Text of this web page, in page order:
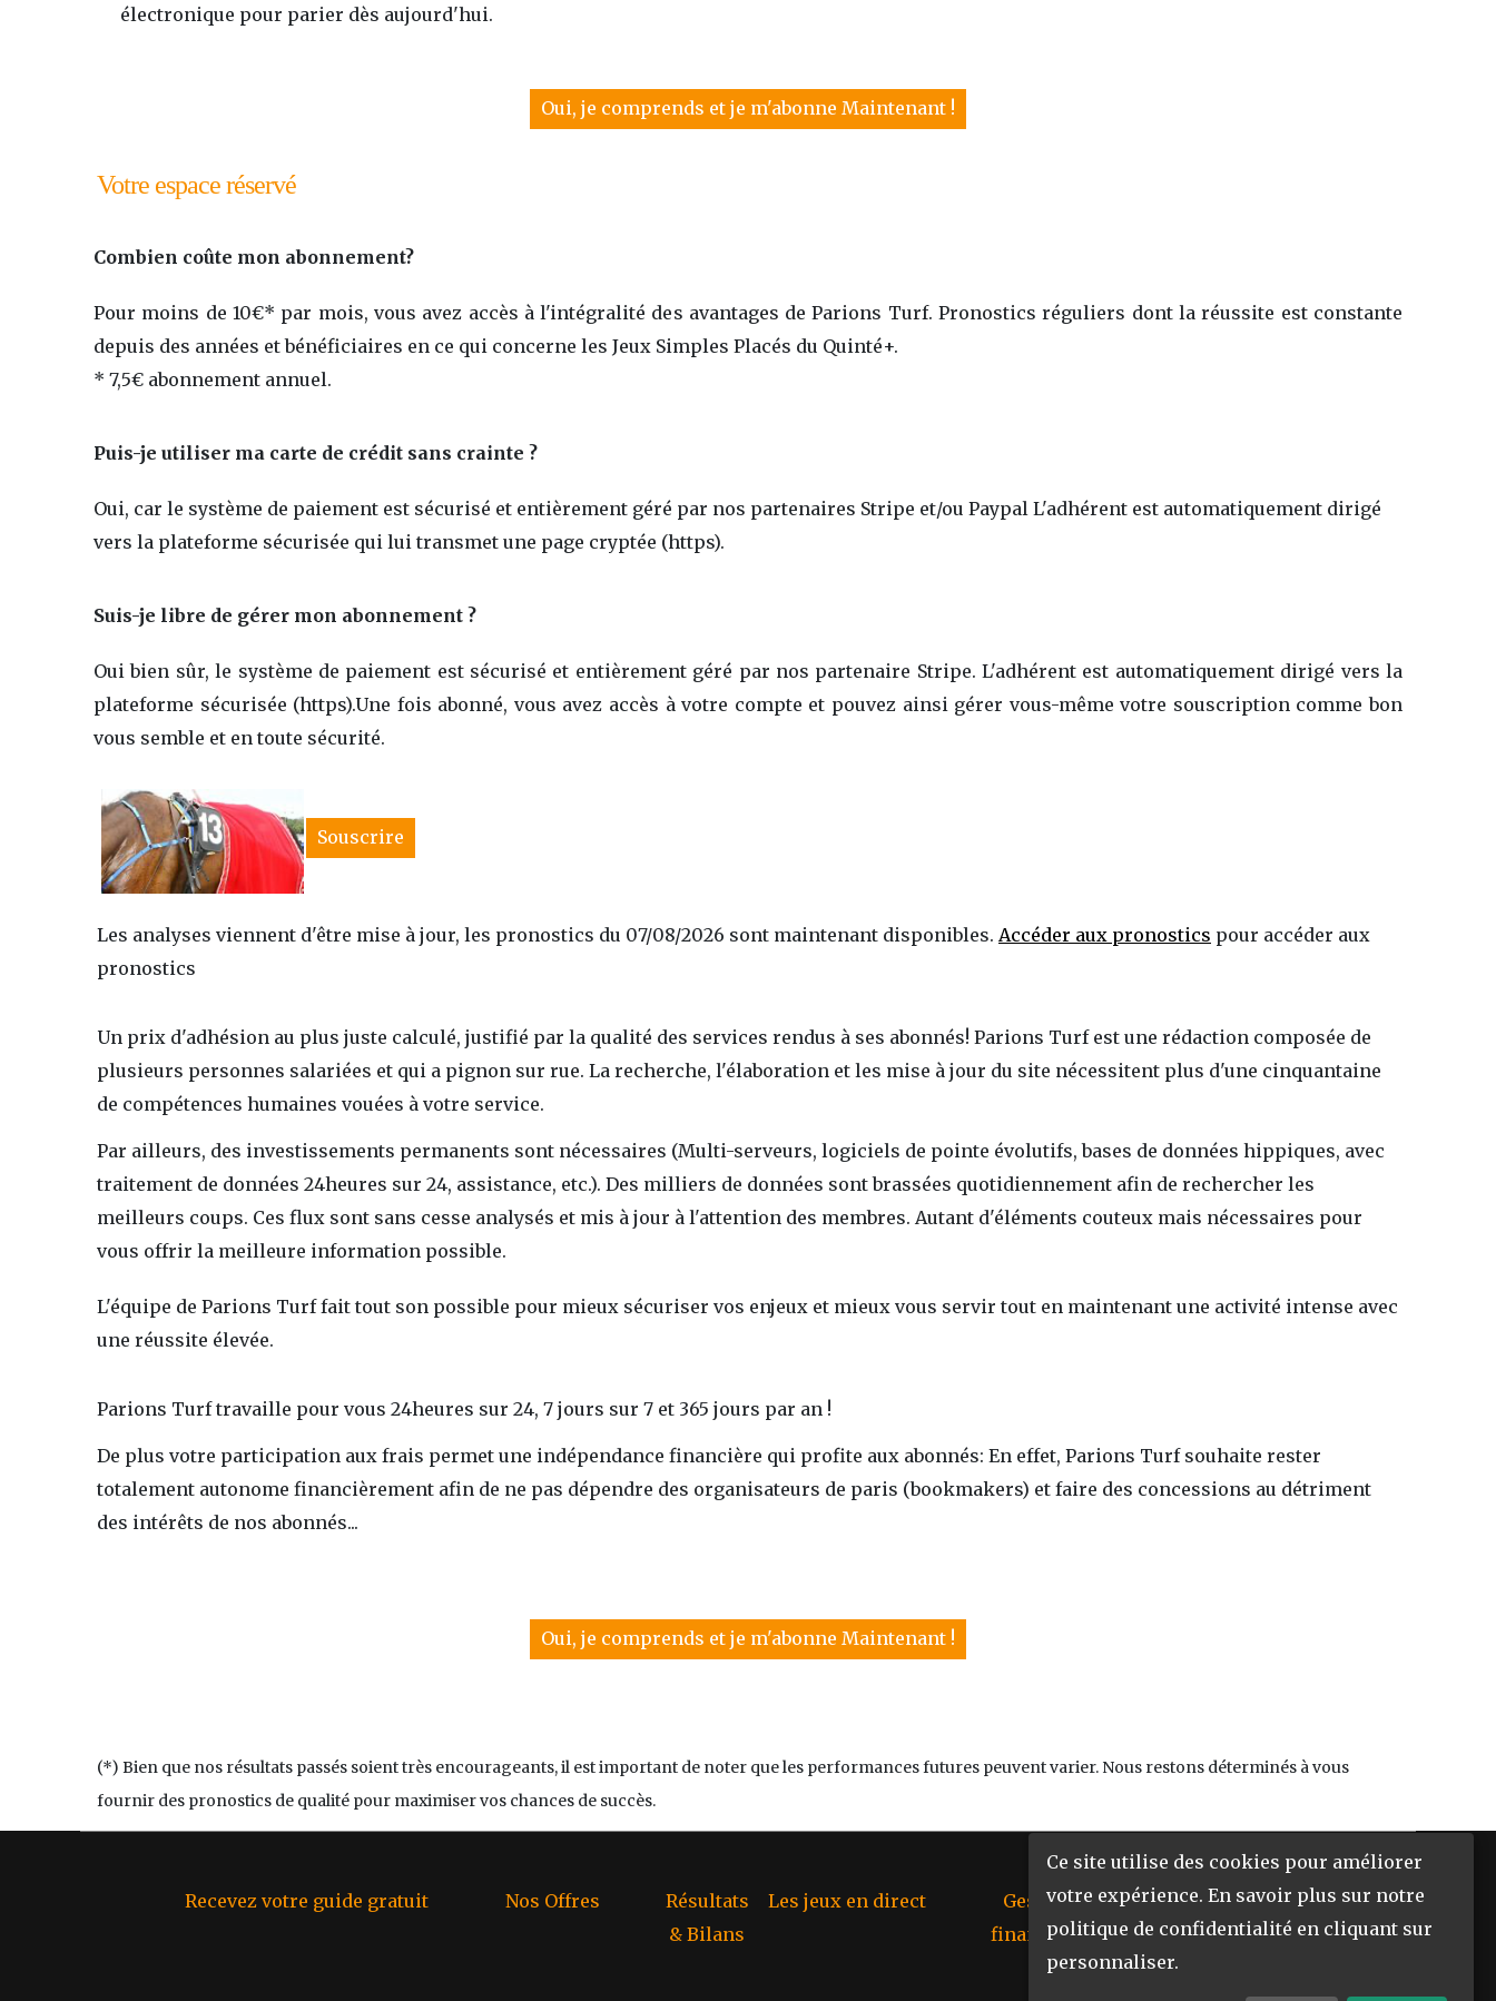
électronique pour parier dès aujourd'hui.
Oui, je comprends et je m'abonne Maintenant !
Votre espace réservé
Combien coûte mon abonnement?
Pour moins de 10€* par mois, vous avez accès à l'intégralité des avantages de Parions Turf. Pronostics réguliers dont la réussite est constante
depuis des années et bénéficiaires en ce qui concerne les Jeux Simples Placés du Quinté+.
* 7,5€ abonnement annuel.
Puis-je utiliser ma carte de crédit sans crainte ?
Oui, car le système de paiement est sécurisé et entièrement géré par nos partenaires Stripe et/ou Paypal L'adhérent est automatiquement dirigé
vers la plateforme sécurisée qui lui transmet une page cryptée (https).
Suis-je libre de gérer mon abonnement ?
Oui bien sûr, le système de paiement est sécurisé et entièrement géré par nos partenaire Stripe. L'adhérent est automatiquement dirigé vers la
plateforme sécurisée (https).Une fois abonné, vous avez accès à votre compte et pouvez ainsi gérer vous-même votre souscription comme bon
vous semble et en toute sécurité.
Souscrire
Les analyses viennent d'être mise à jour, les pronostics du 07/08/2026 sont maintenant disponibles. Accéder aux pronostics pour accéder aux
pronostics
Un prix d'adhésion au plus juste calculé, justifié par la qualité des services rendus à ses abonnés! Parions Turf est une rédaction composée de
plusieurs personnes salariées et qui a pignon sur rue. La recherche, l'élaboration et les mise à jour du site nécessitent plus d'une cinquantaine
de compétences humaines vouées à votre service.
Par ailleurs, des investissements permanents sont nécessaires (Multi-serveurs, logiciels de pointe évolutifs, bases de données hippiques, avec
traitement de données 24heures sur 24, assistance, etc.). Des milliers de données sont brassées quotidiennement afin de rechercher les
meilleurs coups. Ces flux sont sans cesse analysés et mis à jour à l'attention des membres. Autant d'éléments couteux mais nécessaires pour
vous offrir la meilleure information possible.
L'équipe de Parions Turf fait tout son possible pour mieux sécuriser vos enjeux et mieux vous servir tout en maintenant une activité intense avec
une réussite élevée.
Parions Turf travaille pour vous 24heures sur 24, 7 jours sur 7 et 365 jours par an !
De plus votre participation aux frais permet une indépendance financière qui profite aux abonnés: En effet, Parions Turf souhaite rester
totalement autonome financièrement afin de ne pas dépendre des organisateurs de paris (bookmakers) et faire des concessions au détriment
des intérêts de nos abonnés...
Oui, je comprends et je m'abonne Maintenant !
(*) Bien que nos résultats passés soient très encourageants, il est important de noter que les performances futures peuvent varier. Nous restons déterminés à vous
fournir des pronostics de qualité pour maximiser vos chances de succès.
Recevez votre guide gratuit Nos Offres
Résultats
& Bilans
Les jeux en direct
Gestions
financières
Aide Contacts
Ce site utilise des cookies pour améliorer
votre expérience. En savoir plus sur notre
politique de confidentialité en cliquant sur
personnaliser.